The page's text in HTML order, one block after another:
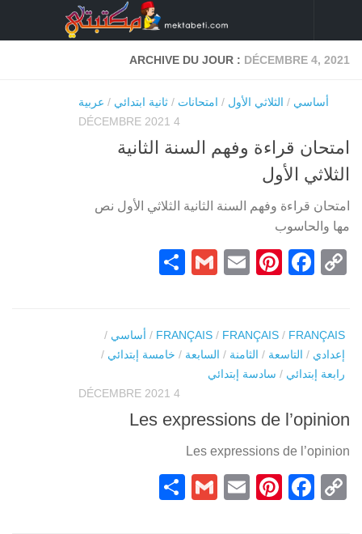
Skip to content
ARCHIVE DU JOUR : DÉCEMBRE 4, 2021
أساسي / الثلاثي الأول / امتحانات / ثانية ابتدائي / عربية
4 DÉCEMBRE 2021
امتحان قراءة وفهم السنة الثانية
الثلاثي الأول
امتحان قراءة وفهم السنة الثانية الثلاثي الأول نص
مها والحاسوب
Copy
Facebook
Pinterest
Email
Gmail
FRANÇAIS / FRANÇAIS / FRANÇAIS
/ أساسي /
إعدادي / التاسعة / الثامنة / السابعة / خامسة إبتدائي /
رابعة إبتدائي / سادسة إبتدائي
4 DÉCEMBRE 2021
Les expressions de l’opinion
Les expressions de l’opinion
Copy
Facebook
Pinterest
Email
Gmail